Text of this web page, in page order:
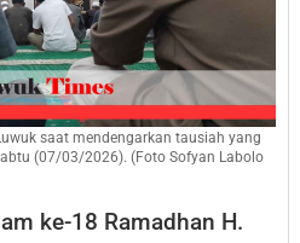
Ramadhan
Masjid
Agung
An-
Nuur
saat mendengarkan tausiah yang
(07/03/2026). (Foto Sofyan Labolo
ke-18 Ramadhan H.